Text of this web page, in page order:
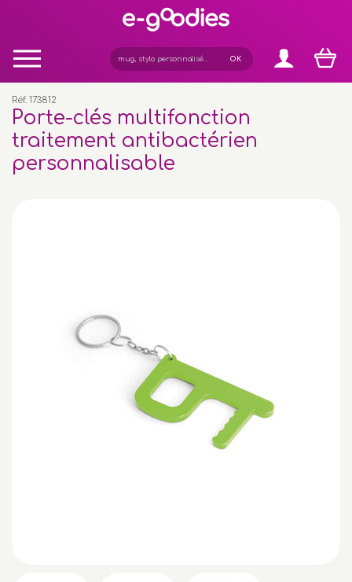
Réf. 173812
Porte-clés multifonction
traitement antibactérien
personnalisable